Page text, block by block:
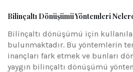
Bilinçaltı Dönüşümü Yöntemleri
Bilinçaltı dönüşümü için
bulunmaktadır. Bu yöntemlerin
inançları fark etmek ve bunları
yaygın bilinçaltı dönüşümü